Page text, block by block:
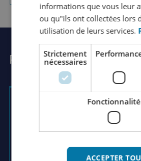
Posez votre question à
Voulez-vous en savoir plus
informations que vous leur
ou qu"ils ont collectées lors
utilisation de leurs services.
Strictement
nécessaires
Fonctionnalité
ACCEPTER